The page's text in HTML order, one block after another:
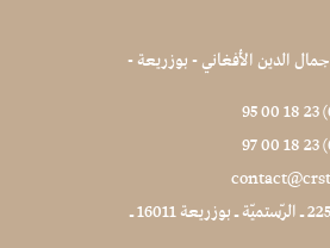
الدين الأفغاني - بوزريعة -
ص٠ب 225 ـ الرّستميّة ـ بوزريعة 16011 ـ